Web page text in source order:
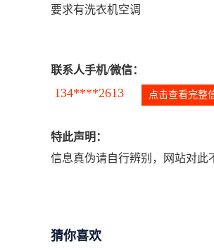
要求有洗衣机空调
联系人手机/微信：
134****2613 点击查看完整
特此声明：
信息真伪请自行辨别，网站对此
猜你喜欢